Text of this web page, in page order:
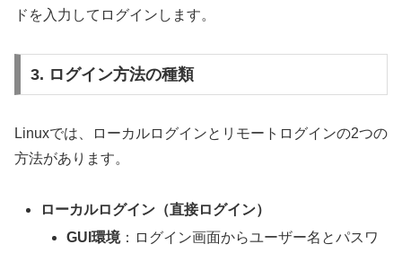
ドを入力してログインします。
3. ログイン方法の種類
Linuxでは、ローカルログインとリモートログインの2つの
方法があります。
ローカルログイン（直接ログイン）
GUI環境：ログイン画面からユーザー名とパスワ